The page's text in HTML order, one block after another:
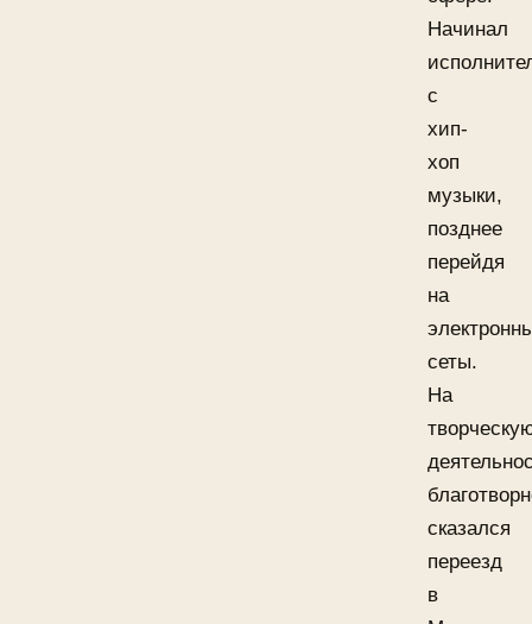
Начинал
с
хип-
хоп
музыки,
позднее
перейдя
на
сеты.
На
сказался
переезд
в